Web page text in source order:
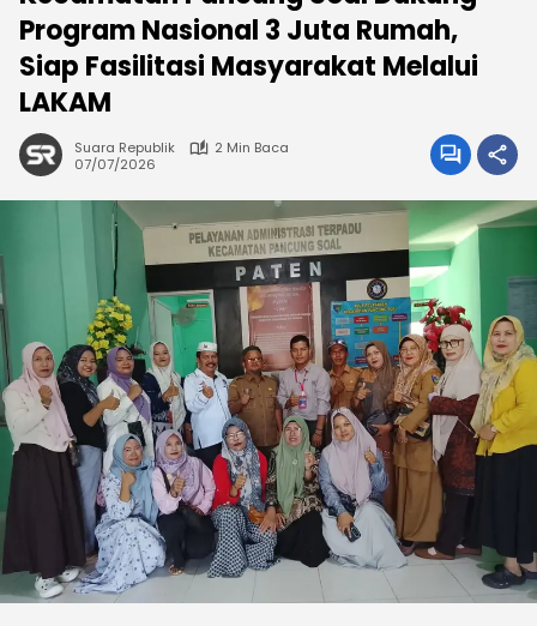
Program Nasional 3 Juta Rumah,
Siap Fasilitasi Masyarakat Melalui
LAKAM
Suara Republik
2 Min Baca
07/07/2026